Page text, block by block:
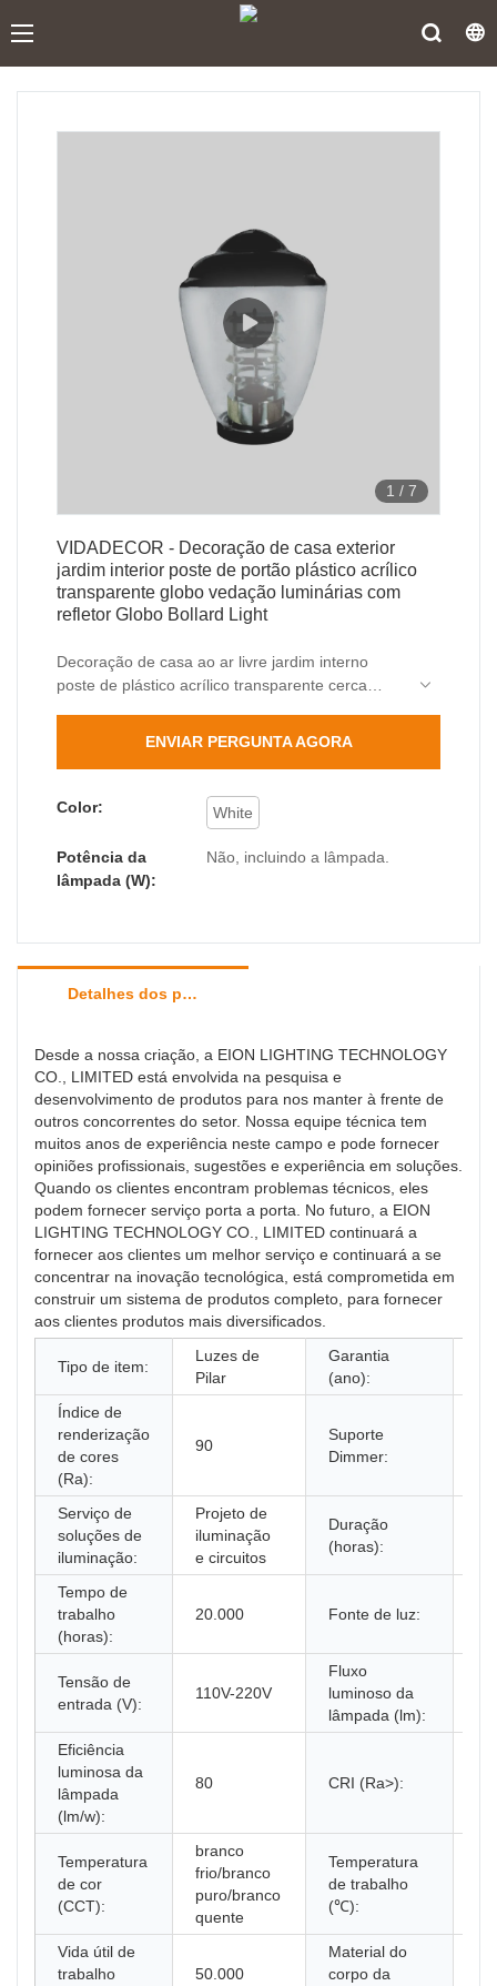
1 / 7
VIDADECOR - Decoração de casa exterior
jardim interior poste de portão plástico acrílico
transparente globo vedação luminárias com
refletor Globo Bollard Light
Decoração de casa ao ar livre jardim interno
poste de plástico acrílico transparente cerca
tecnologia extravagante. Nossos técnicos
economizando custos e tempo também. Provou
seu valor no(s) campo(s) de Pillar Lights.
ENVIAR PERGUNTA AGORA
Color: White
Potência da
lâmpada (W):
Não, incluindo a lâmpada.
Detalhes dos produtos
Desde a nossa criação, a EION LIGHTING TECHNOLOGY
CO., LIMITED está envolvida na pesquisa e
desenvolvimento de produtos para nos manter à frente de
outros concorrentes do setor. Nossa equipe técnica tem
muitos anos de experiência neste campo e pode fornecer
opiniões profissionais, sugestões e experiência em soluções.
Quando os clientes encontram problemas técnicos, eles
podem fornecer serviço porta a porta. No futuro, a EION
LIGHTING TECHNOLOGY CO., LIMITED continuará a
fornecer aos clientes um melhor serviço e continuará a se
concentrar na inovação tecnológica, está comprometida em
construir um sistema de produtos completo, para fornecer
aos clientes produtos mais diversificados.
Tipo de item:
Luzes de
Pilar
Garantia
(ano):
Índice de
renderização
de cores
(Ra):
90
Suporte
Dimmer:
Serviço de
soluções de
iluminação:
Projeto de
iluminação
e circuitos
Duração
(horas):
Tempo de
trabalho
(horas):
20.000 Fonte de luz:
Tensão de
entrada (V):
110V-220V
Fluxo
luminoso da
lâmpada (lm):
Eficiência
luminosa da
lâmpada
(lm/w):
80 CRI (Ra>):
Temperatura
de cor
(CCT):
branco
frio/branco
puro/branco
quente
Temperatura
de trabalho
(℃):
Vida útil de
trabalho
50.000
Material do
corpo da